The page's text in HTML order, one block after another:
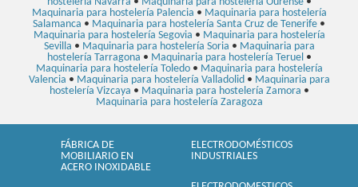
Maquinaria para hostelería Palencia • Maquinaria para hostelería
Salamanca • Maquinaria para hostelería Santa Cruz de Tenerife •
Maquinaria para hostelería Segovia • Maquinaria para hostelería
Sevilla • Maquinaria para hostelería Soria • Maquinaria para
hostelería Tarragona • Maquinaria para hostelería Teruel•
Maquinaria para hostelería Toledo• Maquinaria para hostelería
Valencia • Maquinaria para hostelería Valladolid• Maquinaria para
hostelería Vizcaya • Maquinaria para hostelería Zamora •
Maquinaria para hostelería Zaragoza
FÁBRICA DE
MOBILIARIO EN
ACERO INOXIDABLE
ELECTRODOMÉSTICOS
INDUSTRIALES